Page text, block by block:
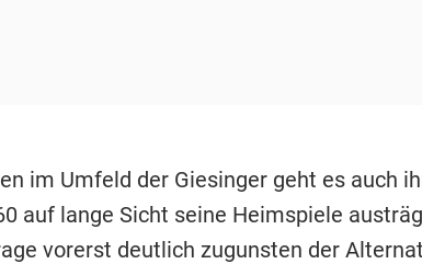
im Umfeld der Giesinger geht es auch
auf lange Sicht seine Heimspiele
vorerst deutlich zugunsten der